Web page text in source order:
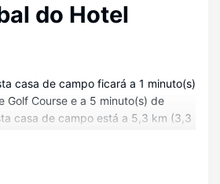
do Hotel
casa de campo ficará a 1 minuto(s)
Golf Course e a 5 minuto(s) de
casa de campo está a 5,3 km (3,3
Theatre.